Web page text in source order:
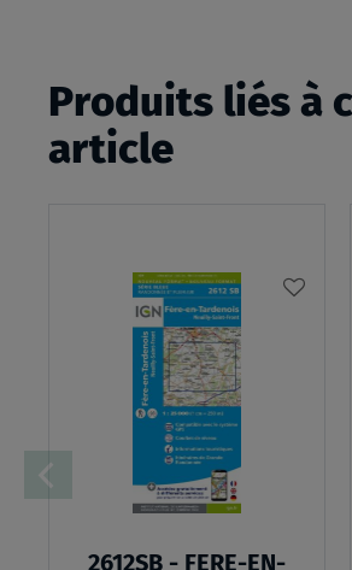
Produits liés à
article
2612SB - FERE-EN-